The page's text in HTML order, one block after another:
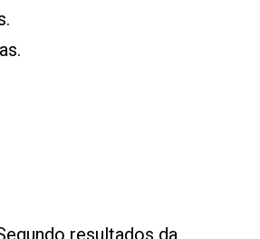
resultados da